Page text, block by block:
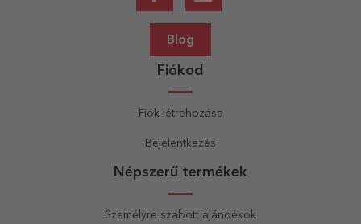
Blog
Fiókod
Fiók létrehozása
Bejelentkezés
Népszerű termékek
Személyre szabott ajándékok